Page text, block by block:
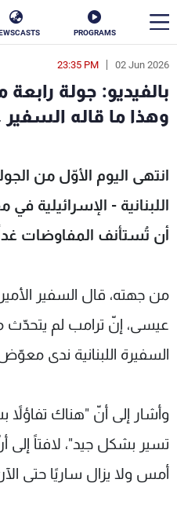
PROGRAMS
02 Jun 2026
23:35 PM
بالفيديو: جولة
وهذا ما قاله
انتهى اليوم الأوّل من
اللبنانية - الإسرائيلية في
أن تُستأنف المفاوضات
من جهته، قال السفير
عيسى، إنّ ترامب لم يتحدّث
السفيرة اللبنانية ندى
وأشار إلى أنّ "هناك
تسير بشكل جيد"، لافتاً إلى
أمس ولا يزال ساريًا حتى
en
الأخبار
إقتصاد
منوعات
البرامج
جدول البرامج
عن MTV
لاعلاناتكم